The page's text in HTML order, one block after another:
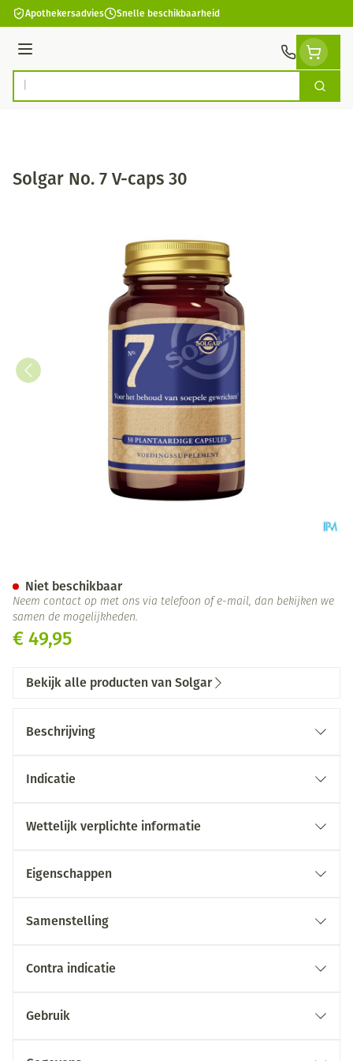
Ga naar de inhoud
Apothekersadvies Snelle beschikbaarheid
Menu
Product, merk, categorie... Zoek
Solgar No. 7 V-caps 30
€ 49,95
Niet beschikbaar
Neem contact op met ons via telefoon of e-mail, dan bekijken we
samen de mogelijkheden.
Bekijk alle producten van Solgar
Beschrijving
Indicatie
Wettelijk verplichte informatie
Eigenschappen
Samenstelling
Contra indicatie
Gebruik